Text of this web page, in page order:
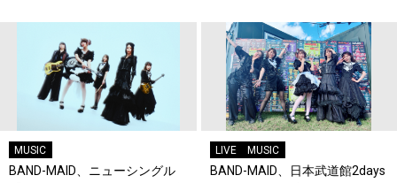
MUSIC
BAND-MAID、ニューシングル
LIVE MUSIC
BAND-MAID、日本武道館2days